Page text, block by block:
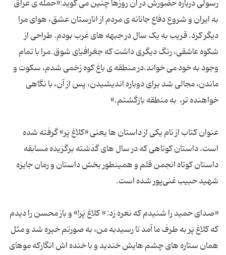
رسولی درباره حضورش در آن روزها چنین می گوید:«حمله ی عراق
به ایران و شروع دفاع جانانه ی مردم از انارستان عشق، هوای مرا
دیگر کرد. قریب به یک سال در جبهه های غرب بودم. طراحی از
شکوه عاشقی، رنگ دیگری داشت که جغرافیای شوق ِ مرا با تمام
وجود به خود می خواند.در منطقه ی باغ کوه زخمی شدم، سکوت و
ماندن، مجالی شد برای دوباره اندیشیدن، پس از آن، با نگاهی
خواهنده تر، به منطقه بازگشتم.»
عنوان کتاب از نام یکی از داستان ها یعنی «کلاغ پَر» گرفته شده
است. داستان کوتاهی که در سال های گذشته برگزیده مسابقه
داستان كوتاه انجمن قلم و همینطور بخش داستان و رمان جایزه
شهید حبیب غنی‌پور شده است.
«صدای حمید را شنیدم که نعره زد: « کلاغ پَر!» و باز محسن را دیدم
که کلاغ پَر به طرف ما آمد تا رسیدبه من، به صورتم خیره شد و مثل
همان ستاره های چشم هایش خندید و با خنده اش انگارکه موهای